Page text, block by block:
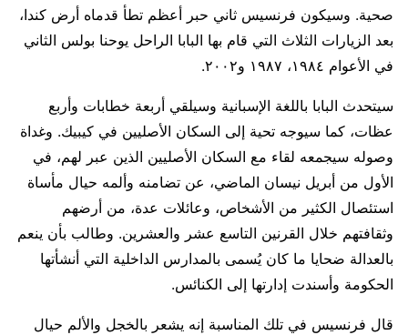
صحية. وسيكون فرنسيس ثاني حبر أعظم تطأ قدماه أرض كندا،
بعد الزيارات الثلاث التي قام بها البابا الراحل يوحنا بولس الثاني
في الأعوام ١٩٨٤، ١٩٨٧ و٢٠٠٢.
سيتحدث البابا باللغة الإسبانية وسيلقي أربعة خطابات وأربع
عظات، كما سيوجه تحية إلى السكان الأصليين في كيبيك. وغداة
وصوله سيجمعه لقاء مع السكان الأصليين الذين عبر لهم، في
الأول من أبريل نيسان الماضي، عن تضامنه وألمه حيال مأساة
استئصال الكثير من الأشخاص، وعائلات عدة، من أرضهم
وثقافتهم خلال القرنين التاسع عشر والعشرين. وطالب بأن ينعم
بالعدالة ضحايا ما كان يُسمى بالمدارس الداخلية التي أنشأتها
الحكومة وأسندت إدارتها إلى الكنائس.
قال فرنسيس في تلك المناسبة إنه يشعر بالخجل والألم حيال